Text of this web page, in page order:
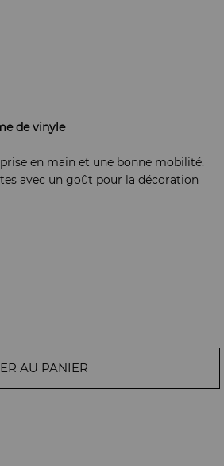
de vinyle
en main et une bonne mobilité.
avec un goût pour la décoration
AU PANIER